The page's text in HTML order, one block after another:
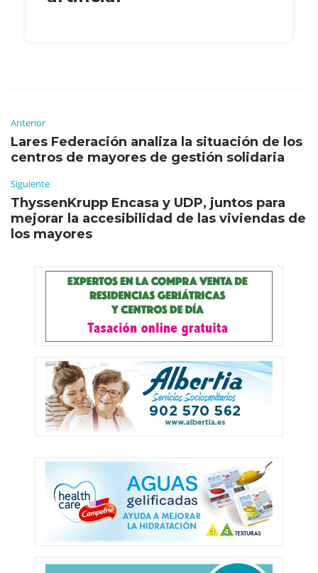
Anterior
Lares Federación analiza la situación de los
centros de mayores de gestión solidaria
Siguiente
ThyssenKrupp Encasa y UDP, juntos para
mejorar la accesibilidad de las viviendas de
los mayores